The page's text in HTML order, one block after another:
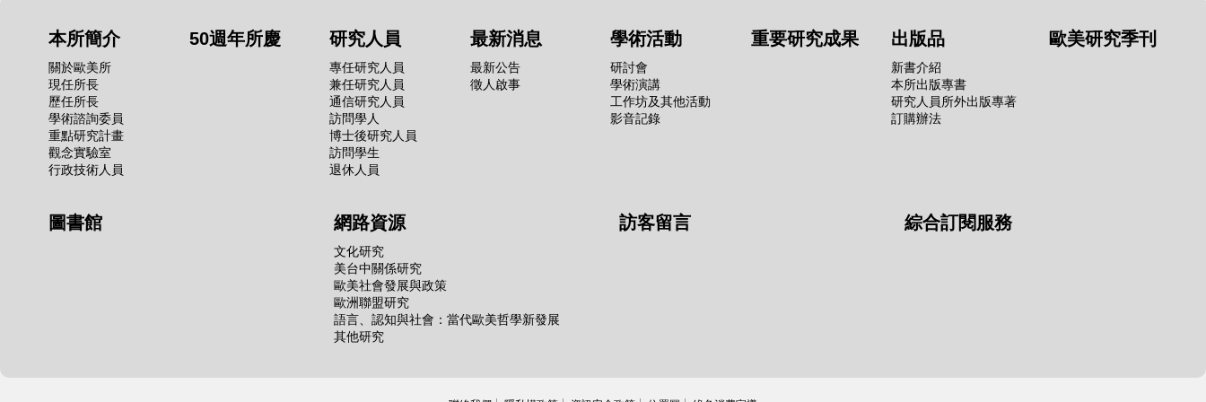
本所簡介
關於歐美所
現任所長
歷任所長
學術諮詢委員
重點研究計畫
觀念實驗室
行政技術人員
50週年所慶 研究人員
專任研究人員
兼任研究人員
通信研究人員
訪問學人
博士後研究人員
訪問學生
退休人員
最新消息
最新公告
徵人啟事
學術活動
研討會
學術演講
工作坊及其他活動
影音記錄
重要研究成果 出版品
新書介紹
本所出版專書
研究人員所外出版專著
訂購辦法
歐美研究季刊
圖書館 網路資源
文化研究
美台中關係研究
歐美社會發展與政策
歐洲聯盟研究
語言、認知與社會：當代歐美哲學新發展
其他研究
訪客留言 綜合訂閱服務